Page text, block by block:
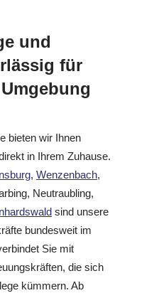
und
für
bieten wir Ihnen
in Ihrem Zuhause.
, Wenzenbach,
Neutraubling,
sind unsere
bundesweit im
Sie mit
die sich
kümmern. Ab